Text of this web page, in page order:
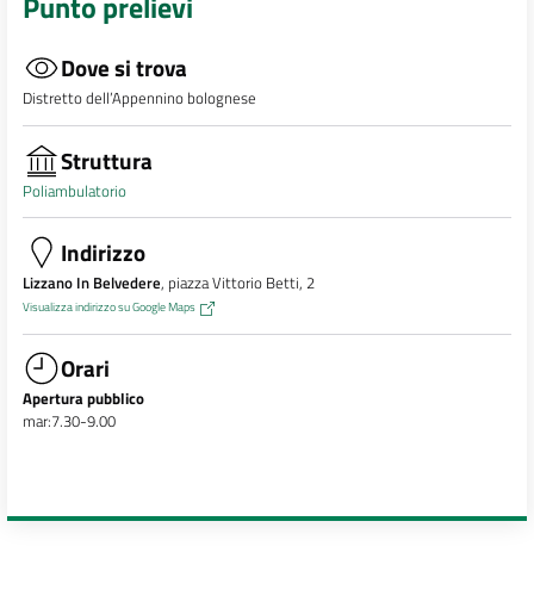
Dove si trova
Distretto dell’Appennino bolognese
Struttura
Poliambulatorio
Indirizzo
Lizzano In Belvedere, piazza Vittorio Betti, 2
Visualizza indirizzo su Google Maps
Orari
Apertura pubblico
mar:7.30-9.00